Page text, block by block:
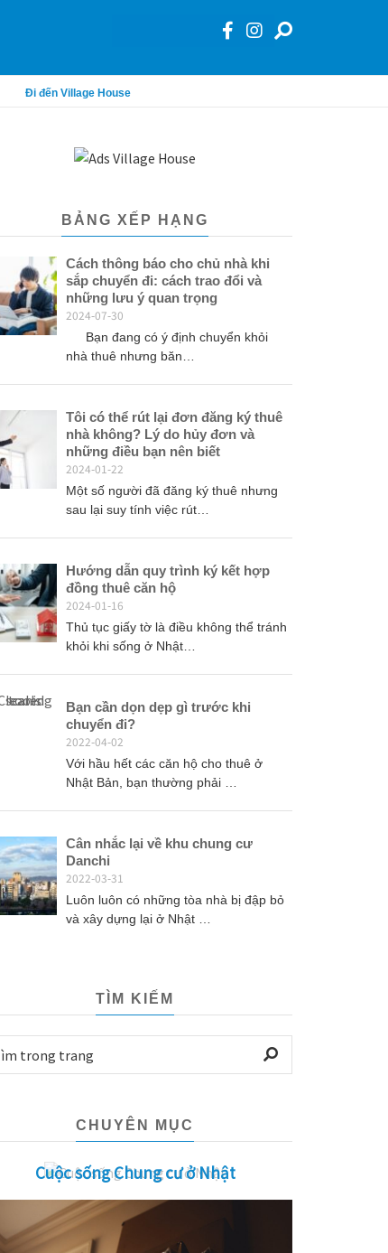
Đi đến Village House
BẢNG XẾP HẠNG
Cách thông báo cho chủ nhà khi
sắp chuyển đi: cách trao đổi và
những lưu ý quan trọng
2024-07-30
Bạn đang có ý định chuyển khỏi
nhà thuê nhưng băn…
Tôi có thể rút lại đơn đăng ký thuê
nhà không? Lý do hủy đơn và
những điều bạn nên biết
2024-01-22
Một số người đã đăng ký thuê nhưng
sau lại suy tính việc rút…
Hướng dẫn quy trình ký kết hợp
đồng thuê căn hộ
2024-01-16
Thủ tục giấy tờ là điều không thể tránh
khỏi khi sống ở Nhật…
Bạn cần dọn dẹp gì trước khi
chuyển đi?
2022-04-02
Với hầu hết các căn hộ cho thuê ở
Nhật Bản, bạn thường phải …
Cân nhắc lại về khu chung cư
Danchi
2022-03-31
Luôn luôn có những tòa nhà bị đập bỏ
và xây dựng lại ở Nhật …
TÌM KIẾM
CHUYÊN MỤC
Cuộc sống Chung cư ở Nhật